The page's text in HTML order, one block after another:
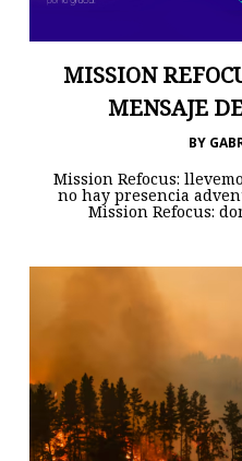
MISSION
MENSAJE
BY
Mission Refocus:
no hay presencia
Mission Refocus: